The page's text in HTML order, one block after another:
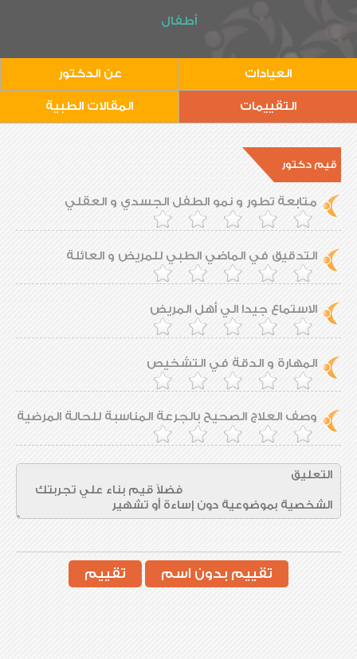
أطفال
العيادات عن الدكتور
التقييمات المقالات الطبية
قيم دكتور
متابعة تطور و نمو الطفل الجسدي و العقلي
التدقيق في الماضي الطبي للمريض و العائلة
الاستماع جيدا الي أهل المريض
المهارة و الدقة في التشخيص
وصف العلاج الصحيح بالجرعة المناسبة للحالة المرضية
تقييم بدون اسم تقييم